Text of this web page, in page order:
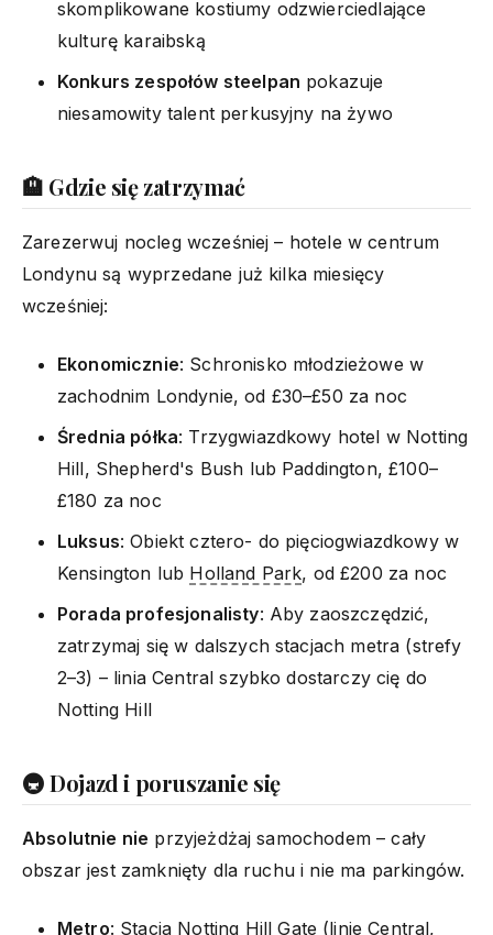
skomplikowane kostiumy odzwierciedlające
kulturę karaibską
Konkurs zespołów steelpan pokazuje
niesamowity talent perkusyjny na żywo
🏨 Gdzie się zatrzymać
Zarezerwuj nocleg wcześniej – hotele w centrum
Londynu są wyprzedane już kilka miesięcy
wcześniej:
Ekonomicznie: Schronisko młodzieżowe w
zachodnim Londynie, od £30–£50 za noc
Średnia półka: Trzygwiazdkowy hotel w Notting
Hill, Shepherd's Bush lub Paddington, £100–
£180 za noc
Luksus: Obiekt cztero- do pięciogwiazdkowy w
Kensington lub Holland Park, od £200 za noc
Porada profesjonalisty: Aby zaoszczędzić,
zatrzymaj się w dalszych stacjach metra (strefy
2–3) – linia Central szybko dostarczy cię do
Notting Hill
🚇 Dojazd i poruszanie się
Absolutnie nie przyjeżdżaj samochodem – cały
obszar jest zamknięty dla ruchu i nie ma parkingów.
Metro: Stacja Notting Hill Gate (linie Central,